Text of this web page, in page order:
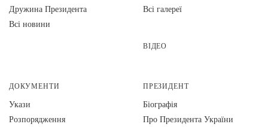
Дружина Президента
Всі новини
Всі галереї
ВІДЕО
ДОКУМЕНТИ
Укази
Розпорядження
ПРЕЗИДЕНТ
Біографія
Про Президента України